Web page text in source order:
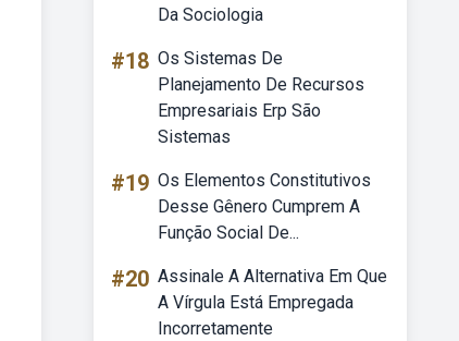
Da Sociologia
#18 Os Sistemas De
Planejamento De Recursos
Empresariais Erp São
Sistemas
#19 Os Elementos Constitutivos
Desse Gênero Cumprem A
Função Social De...
#20 Assinale A Alternativa Em Que
A Vírgula Está Empregada
Incorretamente